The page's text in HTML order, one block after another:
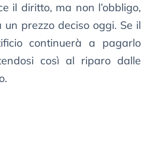
il diritto, ma non l’obbligo,
prezzo deciso oggi. Se il
continuerà a pagarlo
così al riparo dalle